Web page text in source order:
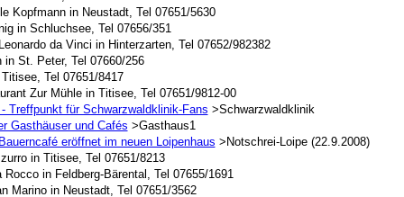
Kopfmann in Neustadt, Tel 07651/5630
in Schluchsee, Tel 07656/351
da Vinci in Hinterzarten, Tel 07652/982382
in St. Peter, Tel 07660/256
Tel 07651/8417
Zur Mühle in Titisee, Tel 07651/9812-00
Treffpunkt für Schwarzwaldklinik-Fans >Schwarzwaldklinik
Gasthäuser und Cafés >Gasthaus1
eröffnet im neuen Loipenhaus >Notschrei-Loipe (22.9.2008)
in Titisee, Tel 07651/8213
Rocco in Feldberg-Bärental, Tel 07655/1691
Marino in Neustadt, Tel 07651/3562